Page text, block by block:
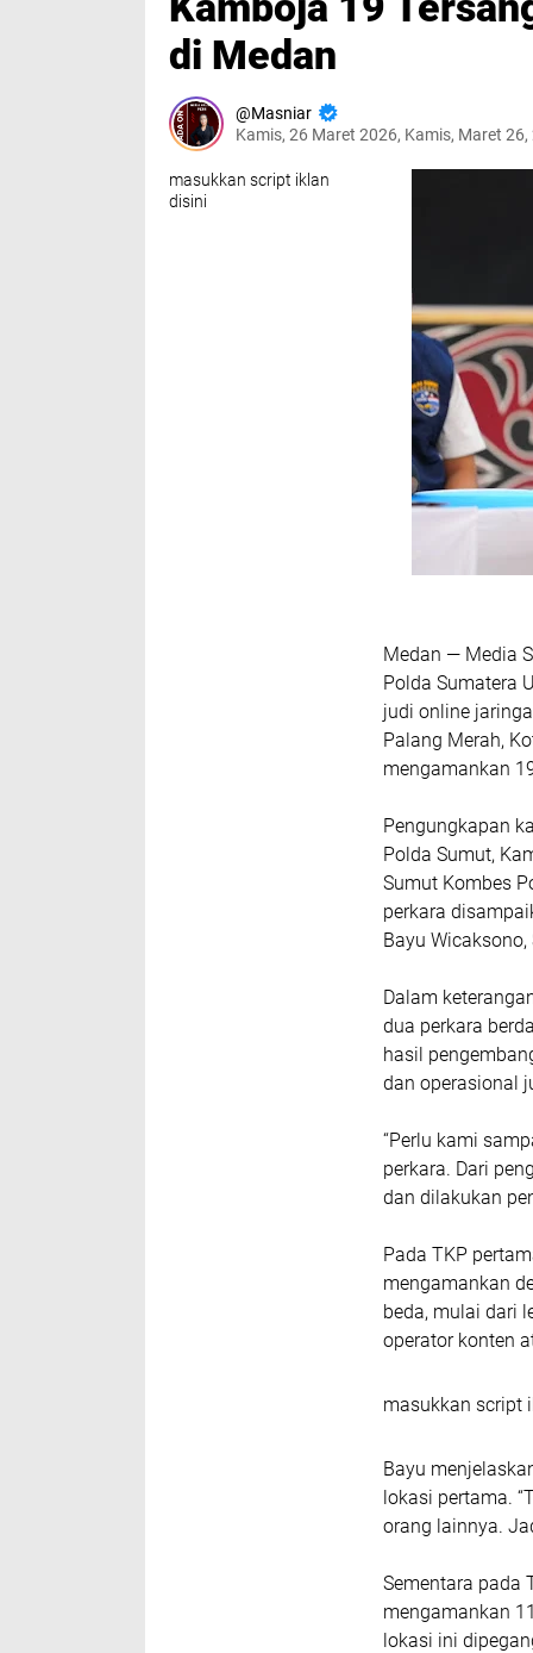
di Medan
Masniar
Kamis, 26 Maret 2026, Kamis, Maret 26,
masukkan script iklan
disini
Medan — Media
Polda Sumatera
judi online
Palang Merah,
mengamankan
Pengungkapan
Polda Sumut,
Sumut Kombes
perkara
Bayu Wicaksono,
Dalam
dua perkara
hasil
dan operasional
“Perlu kami
perkara. Dari
dan dilakukan
Pada TKP
mengamankan
beda, mulai dari
operator konten
masukkan script
Bayu
lokasi pertama.
orang lainnya.
Sementara pada
mengamankan
lokasi ini